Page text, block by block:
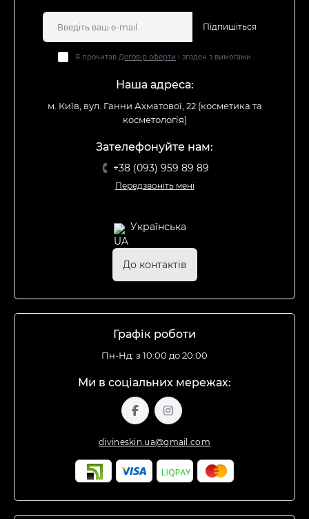
Підпишіться
Я прочитав Договір оферти і згоден з вимогами
Наша адреса:
м. Київ, вул. Ганни Ахматової, 22 (косметика та
косметологія)
Зателефонуйте нам:
+38 (093) 959 89 89
Передзвоніть мені
Українська
До контактів
Графік роботи
Пн-Нд: з 10:00 до 20:00
Ми в соціальних мережах:
divineskin.ua@gmail.com